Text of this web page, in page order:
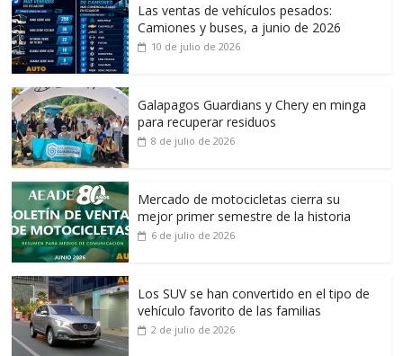
Las ventas de vehículos pesados:
Camiones y buses, a junio de 2026
10 de julio de 2026
Galapagos Guardians y Chery en minga
para recuperar residuos
8 de julio de 2026
Mercado de motocicletas cierra su
mejor primer semestre de la historia
6 de julio de 2026
Los SUV se han convertido en el tipo de
vehículo favorito de las familias
2 de julio de 2026